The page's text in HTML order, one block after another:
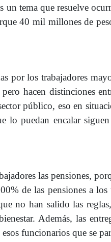
un tema que resuelve
40 mil millones de
por los trabajadores
hacen distinciones
público, eso en
lo puedan encalar
las pensiones,
de las pensiones a los
no han salido las
Además, las
funcionarios que se